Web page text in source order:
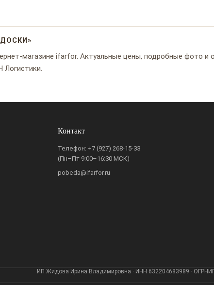
магазине ifarfor. Актуальные цены, подробные фото и
Контакт
Телефон: +7 (927) 268-15-33
(Пн–Пт 9:00–16:30 МСК)
pobeda@ifarfor.ru
ИП Жидова Ирина Владимировна · ИНН 632204683989 ·